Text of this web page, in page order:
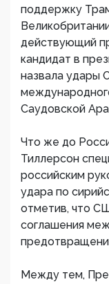
поддержку
действующий
кандидат в
назвала удары
Саудовской
Что же до
Тиллерсон
российским
удара по
отметив, что
соглашения
Между тем,